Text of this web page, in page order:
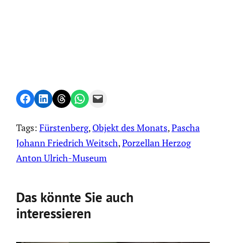
Share on Facebook
Share on LinkedIn
Share on Threads
Share on WhatsApp
Email this Page
Tags: Fürstenberg, Objekt des Monats, Pascha
Johann Friedrich Weitsch, Porzellan Herzog
Anton Ulrich-Museum
Das könnte Sie auch
interessieren